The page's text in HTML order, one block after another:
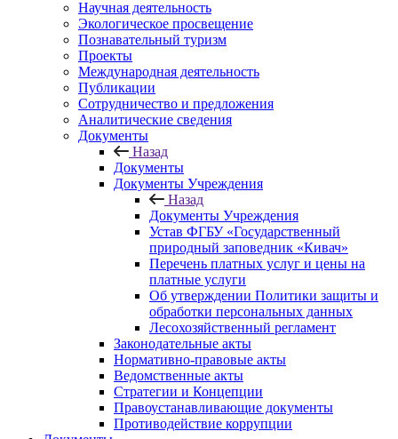
Научная деятельность
Экологическое просвещение
Познавательный туризм
Проекты
Международная деятельность
Публикации
Сотрудничество и предложения
Аналитические сведения
Документы
Назад
Документы
Документы Учреждения
Назад
Документы Учреждения
Устав ФГБУ «Государственный
природный заповедник «Кивач»
Перечень платных услуг и цены на
платные услуги
Об утверждении Политики защиты и
обработки персональных данных
Лесохозяйственный регламент
Законодательные акты
Нормативно-правовые акты
Ведомственные акты
Стратегии и Концепции
Правоустанавливающие документы
Противодействие коррупции